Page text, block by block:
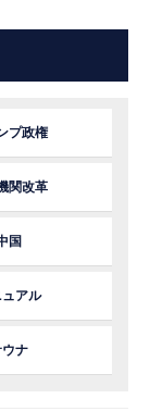
プ政権
関改革
国
ュアル
ナ